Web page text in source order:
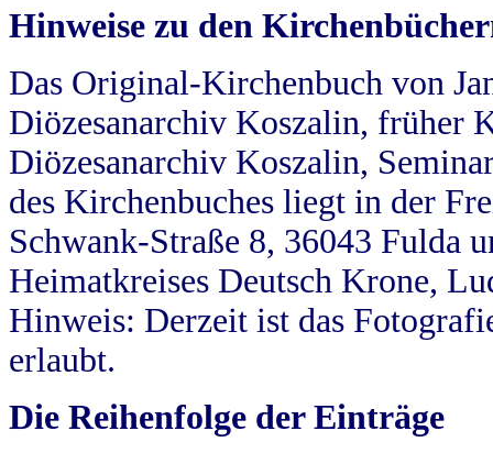
Hinweise zu den
Das Original-Kirchenbuch von
Diözesanarchiv Koszalin, früher
Diözesanarchiv Koszalin,
des Kirchenbuches liegt in der
Schwank-Straße 8, 36043 Fulda
Heimatkreises Deutsch Krone,
Hinweis: Derzeit ist das
erlaubt.
Die Reihenfolge der Einträge